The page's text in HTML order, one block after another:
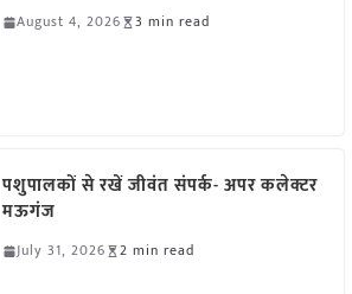
August 4, 2026 3 min read
पशुपालकों से रखें जीवंत संपर्क- अपर कलेक्टर
मऊगंज
July 31, 2026 2 min read